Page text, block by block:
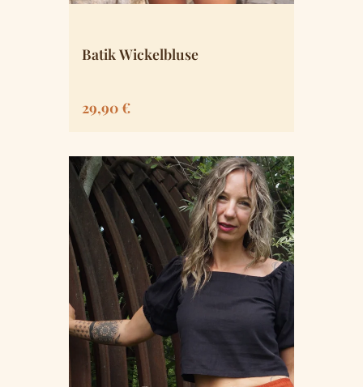
Batik Wickelbluse
Regulärer Preis:
29,90 €